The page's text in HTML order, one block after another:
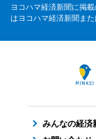
ヨコハマ経済新聞に掲
はヨコハマ経済新聞また
みんなの経済